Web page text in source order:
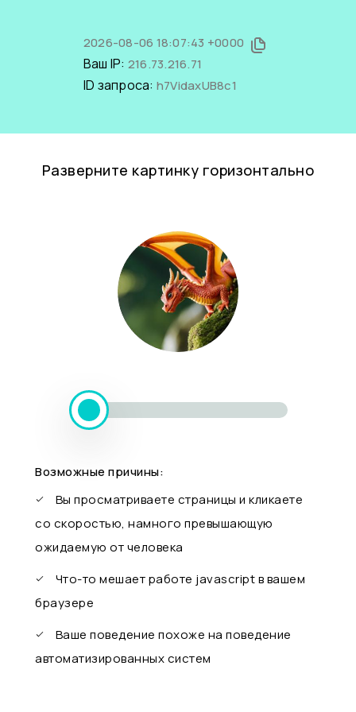
2026-08-06 18:07:43 +0000
Ваш IP: 216.73.216.71
ID запроса: h7VidaxUB8c1
Разверните картинку горизонтально
Возможные причины:
Вы просматриваете страницы и кликаете
со скоростью, намного превышающую
ожидаемую от человека
Что-то мешает работе javascript в вашем
браузере
Ваше поведение похоже на поведение
автоматизированных систем